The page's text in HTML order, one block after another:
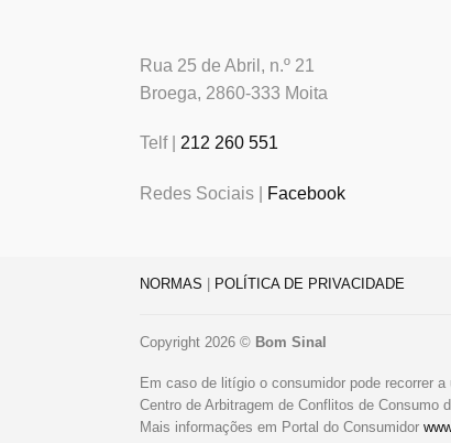
Rua 25 de Abril, n.º 21
Broega, 2860-333 Moita
Telf | 212 260 551
Redes Sociais | Facebook
NORMAS POLÍTICA DE PRIVACIDADE
Copyright 2026 © Bom Sinal
Em caso de litígio o consumidor pode recorrer
Centro de Arbitragem de Conflitos de Consumo
Mais informações em Portal do Consumidor